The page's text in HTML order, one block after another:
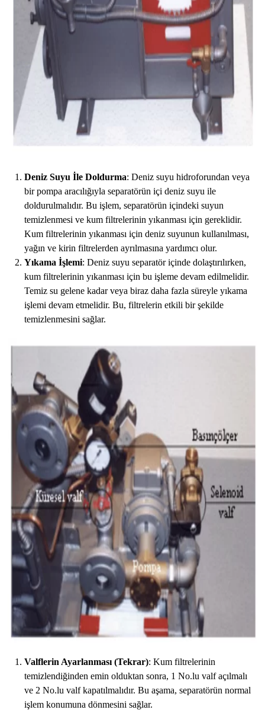
Deniz Suyu İle Doldurma: Deniz suyu hidroforundan veya
bir pompa aracılığıyla separatörün içi deniz suyu ile
doldurulmalıdır. Bu işlem, separatörün içindeki suyun
temizlenmesi ve kum filtrelerinin yıkanması için gereklidir.
Kum filtrelerinin yıkanması için deniz suyunun kullanılması,
yağın ve kirin filtrelerden ayrılmasına yardımcı olur.
Yıkama İşlemi: Deniz suyu separatör içinde dolaştırılırken,
kum filtrelerinin yıkanması için bu işleme devam edilmelidir.
Temiz su gelene kadar veya biraz daha fazla süreyle yıkama
işlemi devam etmelidir. Bu, filtrelerin etkili bir şekilde
temizlenmesini sağlar.
Valflerin Ayarlanması (Tekrar): Kum filtrelerinin
temizlendiğinden emin olduktan sonra, 1 No.lu valf açılmalı
ve 2 No.lu valf kapatılmalıdır. Bu aşama, separatörün normal
işlem konumuna dönmesini sağlar.